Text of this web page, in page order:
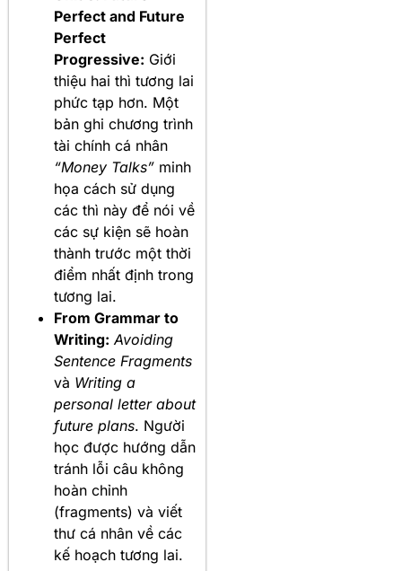
Perfect and Future
Perfect
Progressive: Giới
thiệu hai thì tương lai
phức tạp hơn. Một
bản ghi chương trình
tài chính cá nhân
“Money Talks” minh
họa cách sử dụng
các thì này để nói về
các sự kiện sẽ hoàn
thành trước một thời
điểm nhất định trong
tương lai.
From Grammar to
Writing: Avoiding
Sentence Fragments
và Writing a
personal letter about
future plans. Người
học được hướng dẫn
tránh lỗi câu không
hoàn chỉnh
(fragments) và viết
thư cá nhân về các
kế hoạch tương lai.